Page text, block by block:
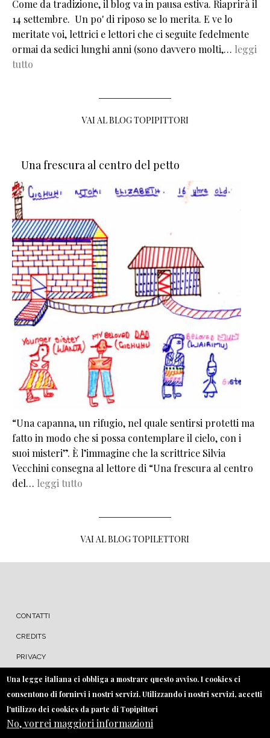
Come da tradizione, il blog va in pausa estiva. Riaprirà il
14 settembre. Un po' di riposo se lo merita. E ve lo
meritate voi, lettrici e lettori che ci seguite fedelmente
ormai da sedici lunghi anni (sono davvero molti,… leggi
tutto
VAI AL BLOG TOPIPITTORI
Una frescura al centro del petto
“Una capanna, un rifugio, nel quale sentirsi protetti ma
fatto in modo che si possa contemplare il cielo, con i
suoi misteri”. È l’immagine che la scrittrice Silvia
Vecchini consegna al lettore di “Una frescura al centro
del… leggi tutto
VAI AL BLOG TOPILETTORI
MENU FOOTER
CONTATTI
CREDITS
PRIVACY
COOKIE
Una legge italiana ci obbliga a mostrare questo avviso. I cookies ci
consentono di fornirvi i nostri servizi. Utilizzando i nostri servizi, accetti
l'utilizzo dei cookies da parte di Topipittori
No, vorrei maggiori informazioni